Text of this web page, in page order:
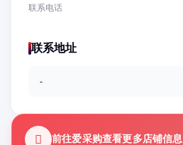
联系电话
联系地址
-
前往爱采购查看更多店铺信息